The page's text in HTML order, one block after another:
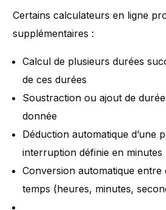
Certains calculateurs en ligne
supplémentaires :
Calcul de plusieurs durées
de ces durées
Soustraction ou ajout de
donnée
Déduction automatique d’une
interruption définie en minutes
Conversion automatique entre
temps (heures, minutes,